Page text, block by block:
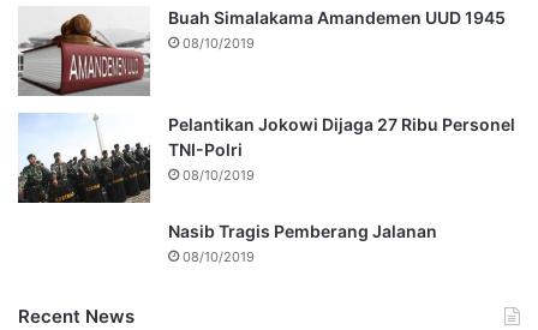
Buah Simalakama Amandemen UUD 1945
08/10/2019
Pelantikan Jokowi Dijaga 27 Ribu Personel
TNI-Polri
08/10/2019
Nasib Tragis Pemberang Jalanan
08/10/2019
Recent News